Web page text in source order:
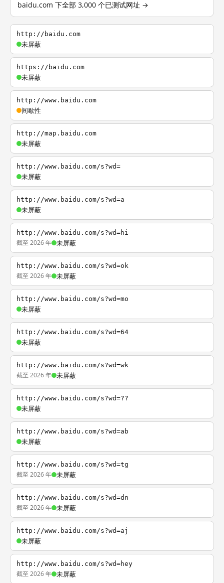
baidu.com 下全部 3,000 个已测试网址 →
http://baidu.com
未屏蔽
https://baidu.com
未屏蔽
http://www.baidu.com
间歇性
http://map.baidu.com
未屏蔽
http://www.baidu.com/s?wd=
未屏蔽
http://www.baidu.com/s?wd=a
未屏蔽
http://www.baidu.com/s?wd=hi
截至 2026 年 未屏蔽
http://www.baidu.com/s?wd=ok
截至 2026 年 未屏蔽
http://www.baidu.com/s?wd=mo
未屏蔽
http://www.baidu.com/s?wd=64
未屏蔽
http://www.baidu.com/s?wd=wk
截至 2026 年 未屏蔽
http://www.baidu.com/s?wd=??
未屏蔽
http://www.baidu.com/s?wd=ab
未屏蔽
http://www.baidu.com/s?wd=tg
截至 2026 年 未屏蔽
http://www.baidu.com/s?wd=dn
截至 2026 年 未屏蔽
http://www.baidu.com/s?wd=aj
未屏蔽
http://www.baidu.com/s?wd=hey
截至 2026 年 未屏蔽